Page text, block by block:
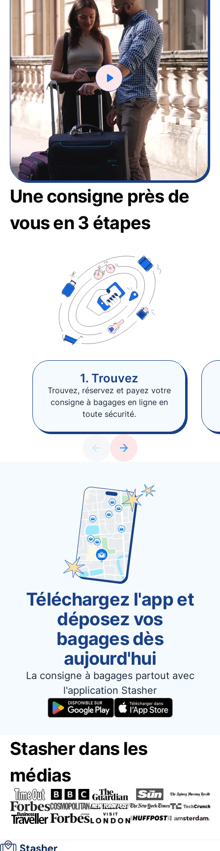
Une consigne près de
vous en 3 étapes
1. Trouvez
Trouvez, réservez et payez votre
consigne à bagages en ligne en
toute sécurité.
Téléchargez l'app et
déposez vos
bagages dès
aujourd'hui
La consigne à bagages partout avec
l'application Stasher
Stasher dans les
médias